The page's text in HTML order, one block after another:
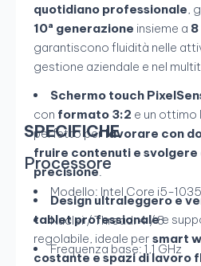
quotidiano professionale,
10ª generazione insieme a 8
garantiscono fluidità nelle
gestione aziendale e nel
Schermo touch
con formato 3:2 e un ottimo
perfetto perlavorare con
fruire contenuti e
precisione.
Design ultraleggero e
tablet professionalee
regolabile, ideale per smart
costante e spazi di lavoro
SPECIFICHE
Processore
Modello: Intel Core i5-
Nuclei / Thread: 4 / 8
Frequenza base: 1,1 GHz